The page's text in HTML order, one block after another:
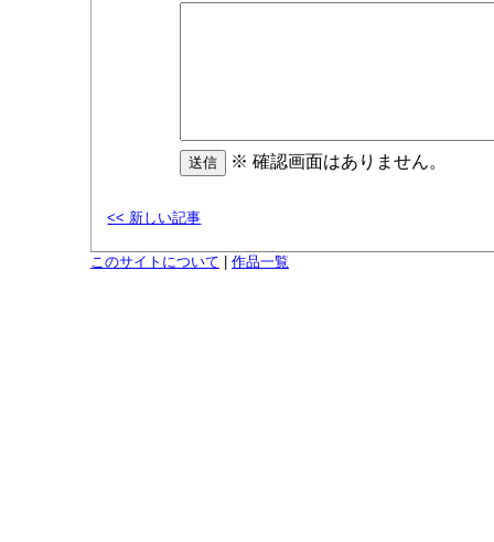
※ 確認画面はありません。
<< 新しい記事
このサイトについて 作品一覧